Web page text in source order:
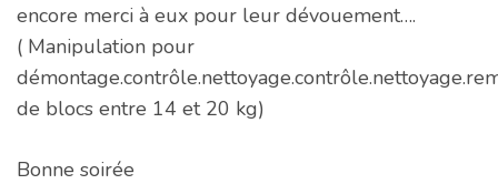
encore merci à eux pour leur dévouement….
( Manipulation pour
de blocs entre 14 et 20 kg)
Bonne soirée